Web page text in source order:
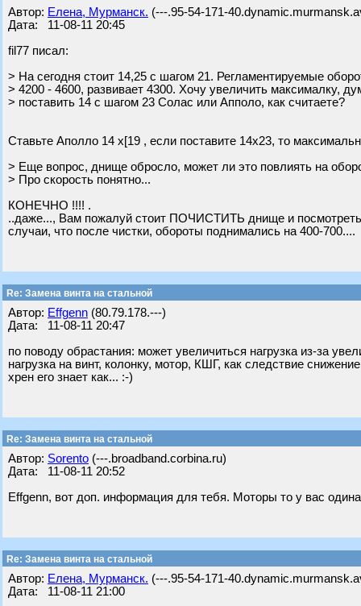
Автор: Елена, Мурманск. (---.95-54-171-
Дата: 11-08-11 20:45
fil77 писал:
> На сегодня стоит 14,25 с шагом 21. Регламентируемые
> 4200 - 4600, развивает 4300. Хочу увеличить максималку,
> поставить 14 с шагом 23 Солас или Апполо, как считаете?
Ставьте Аполло 14 х[19 , если поставите 14х23, то
> Еще вопрос, днище обросло, может ли это повлиять на
> Про скорость понятно...
КОНЕЧНО !!!! .
..даже..., Вам пожалуй стоит ПОЧИСТИТЬ днище и
случаи, что после чистки, обороты поднимались на 400-700....
Re: Замена винта на стальной
Автор: Effgenn (80.79.178.---)
Дата: 11-08-11 20:47
по поводу обрастания: может увеличиться нагрузка из-за
нагрузка на винт, колонку, мотор, КШГ, как следствие
хрен его знает как... :-)
Re: Замена винта на стальной
Автор: Sorento (---.broadband.corbina.ru)
Дата: 11-08-11 20:52
Effgenn, вот доп. информация для тебя. Моторы то у вас
Re: Замена винта на стальной
Автор: Елена, Мурманск. (---.95-54-171-
Дата: 11-08-11 21:00